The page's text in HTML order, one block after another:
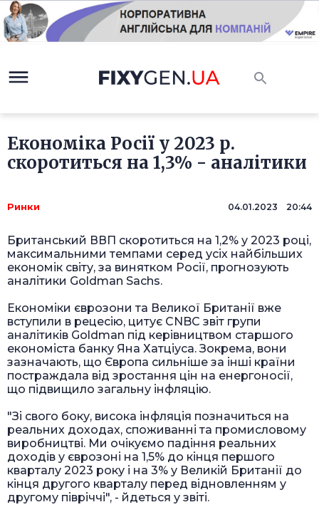
Економіка Росії у 2023 р.
скоротиться на 1,3% - аналітики
Ринки 04.01.2023 20:44
Британський ВВП скоротиться на 1,2% у 2023 році,
максимальними темпами серед усіх найбільших
економік світу, за винятком Росії, прогнозують
аналітики Goldman Sachs.
Економіки єврозони та Великої Британії вже
вступили в рецесію, цитує CNBC звіт групи
аналітиків Goldman під керівництвом старшого
економіста банку Яна Хатціуса. Зокрема, вони
зазначають, що Європа сильніше за інші країни
постраждала від зростання цін на енергоносії,
що підвищило загальну інфляцію.
"Зі свого боку, висока інфляція позначиться на
реальних доходах, споживанні та промисловому
виробництві. Ми очікуємо падіння реальних
доходів у єврозоні на 1,5% до кінця першого
кварталу 2023 року і на 3% у Великій Британії до
кінця другого кварталу перед відновленням у
другому півріччі", - йдеться у звіті.